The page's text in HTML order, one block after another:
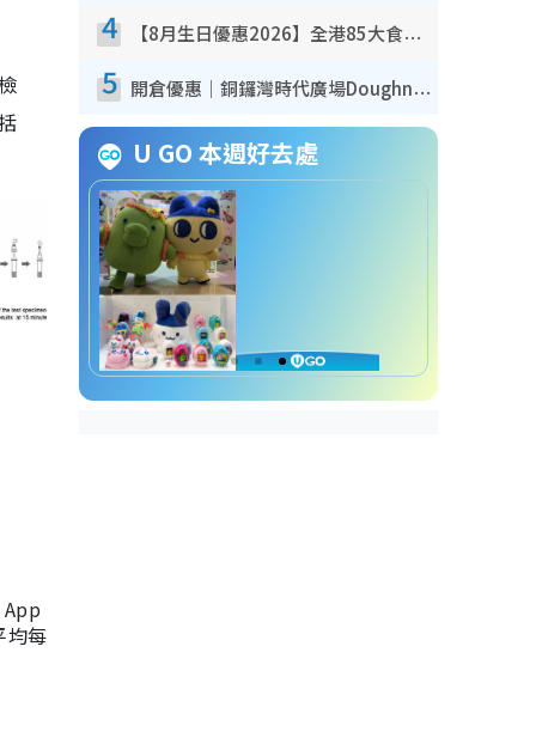
均每
4 【8月生日優惠2026】全港85大食買玩著數攻略 自助餐/火鍋放題同行免費＋誠品/DONKI送現金券
5 開倉優惠｜銅鑼灣時代廣場Doughnut/Campo Marzio開倉低至1折！背囊、書包、手袋劈價$200起
U GO 本週好去處